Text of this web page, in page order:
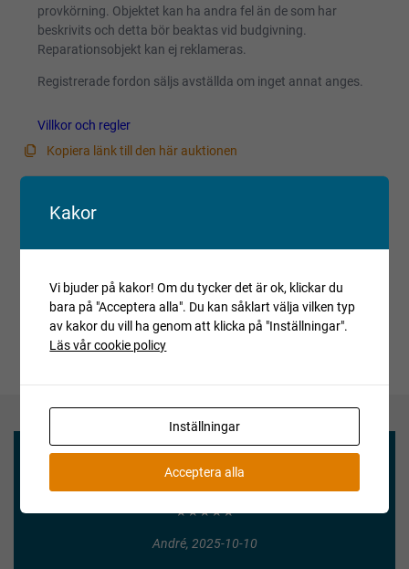
provkörning. Objektet kan ha andra fel än de som har
beskrivits och detta bör beaktas vid budgivning.
Reparationsobjekt kan ej reklameras.
Registrerade fordon säljs avställda om inget annat anges.
Villkor och regler
Kopiera länk till den här auktionen
Auktionen är avslutad
Är du intresserad av objektet men deltog inte i
Enkel försäljning och säker betalning!
★★★★★
André, 2025-10-10
Kakor
Vi bjuder på kakor! Om du tycker det är ok, klickar du
bara på "Acceptera alla". Du kan såklart välja vilken typ
av kakor du vill ha genom att klicka på "Inställningar".
Läs vår cookie policy
Inställningar
Acceptera alla